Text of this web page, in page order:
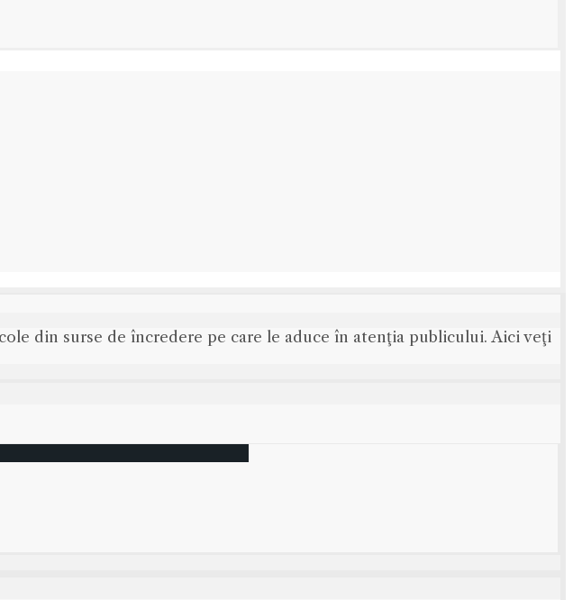
din surse de încredere pe care le aduce în atenţia publicului. Aici veţi